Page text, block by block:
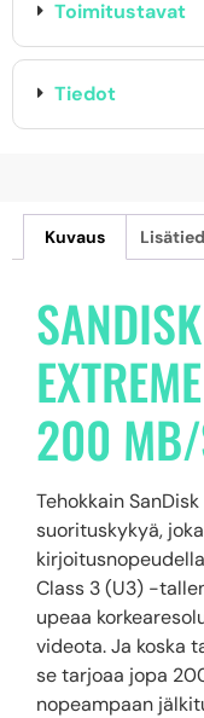
Toimitustavat
Tiedot
Kuvaus
200
Tehokkain
suorituskykyä,
Class 3 (U3) -
upeaa
videota. Ja koska
se tarjoaa jopa
nopeampaan